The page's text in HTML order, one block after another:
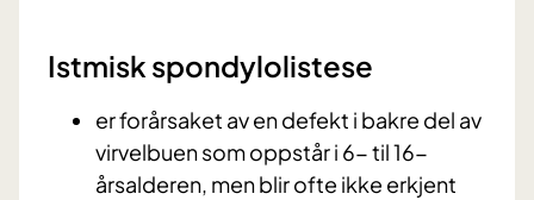
Istmisk spondylolistese
er forårsaket av en defekt i bakre del av
virvelbuen som oppstår i 6- til 16-
årsalderen, men blir ofte ikke erkjent